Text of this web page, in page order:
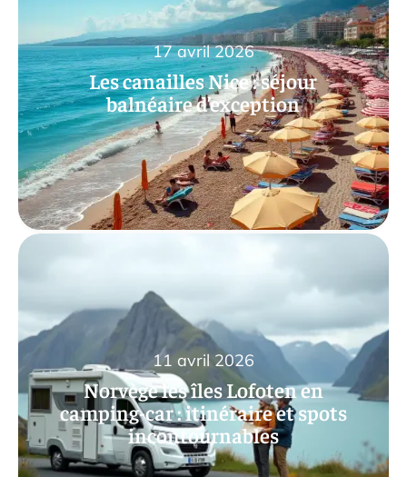
Les canailles Nice : séjour
balnéaire d’exception
17 avril 2026
Norvège les îles Lofoten en
camping-car : itinéraire et spots
incontournables
11 avril 2026